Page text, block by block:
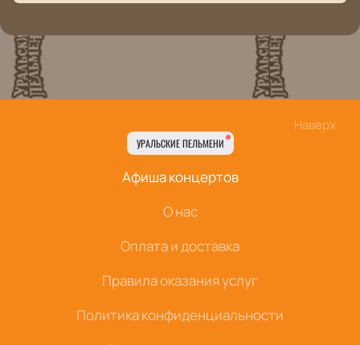
Наверх
УРАЛЬСКИЕ ПЕЛЬМЕНИ
Афиша концертов
О нас
Оплата и доставка
Правила оказания услуг
Политика конфиденциальности